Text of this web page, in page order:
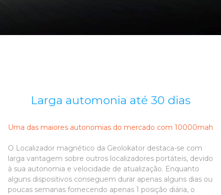
Larga automonia até 30 dias
Uma das maiores autonomias do mercado com 10000mah
O Localizador magnético da Geolokator destaca-se com
larga vantagem sobre outros localizadores portáteis, devido
à sua autonomia e velocidade de atualização. Enquanto
alguns dispositivos conseguem durar apenas alguns dias ou
poucas semanas fornecendo apenas 1 posição diária, o